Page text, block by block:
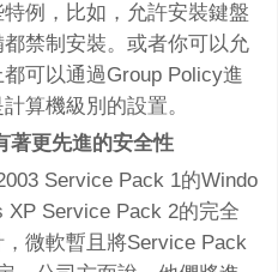
例，比如，允許安裝鍵盤
禁制安裝。或者你可以允
可以通過Group Policy進
算機級別的設置。
著更先進的安全性
Service Pack 1的Windo
XP Service Pack 2的完全
微軟暫且將Service Pack